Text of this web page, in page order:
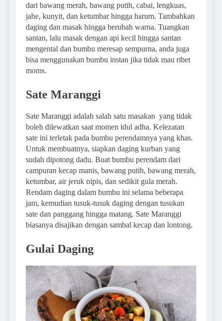
dari bawang merah, bawang putih, cabai, lengkuas,
jahe, kunyit, dan ketumbar hingga harum. Tambahkan
daging dan masak hingga berubah warna. Tuangkan
santan, lalu masak dengan api kecil hingga santan
mengental dan bumbu meresap sempurna, anda juga
bisa menggunakan bumbu instan jika tidak mau ribet
moms.
Sate Maranggi
Sate Maranggi adalah salah satu masakan yang tidak
boleh dilewatkan saat momen idul adha. Kelezatan
sate ini terletak pada bumbu perendamnya yang khas.
Untuk membuatnya, siapkan daging kurban yang
sudah dipotong dadu. Buat bumbu perendam dari
campuran kecap manis, bawang putih, bawang merah,
ketumbar, air jeruk nipis, dan sedikit gula merah.
Rendam daging dalam bumbu ini selama beberapa
jam, kemudian tusuk-tusuk daging dengan tusukan
sate dan panggang hingga matang. Sate Maranggi
biasanya disajikan dengan sambal kecap dan lontong.
Gulai Daging